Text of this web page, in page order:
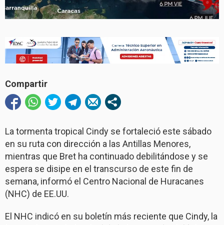
Compartir
La tormenta tropical Cindy se fortaleció este sábado
en su ruta con dirección a las Antillas Menores,
mientras que Bret ha continuado debilitándose y se
espera se disipe en el transcurso de este fin de
semana, informó el Centro Nacional de Huracanes
(NHC) de EE.UU.
El NHC indicó en su boletín más reciente que Cindy, la